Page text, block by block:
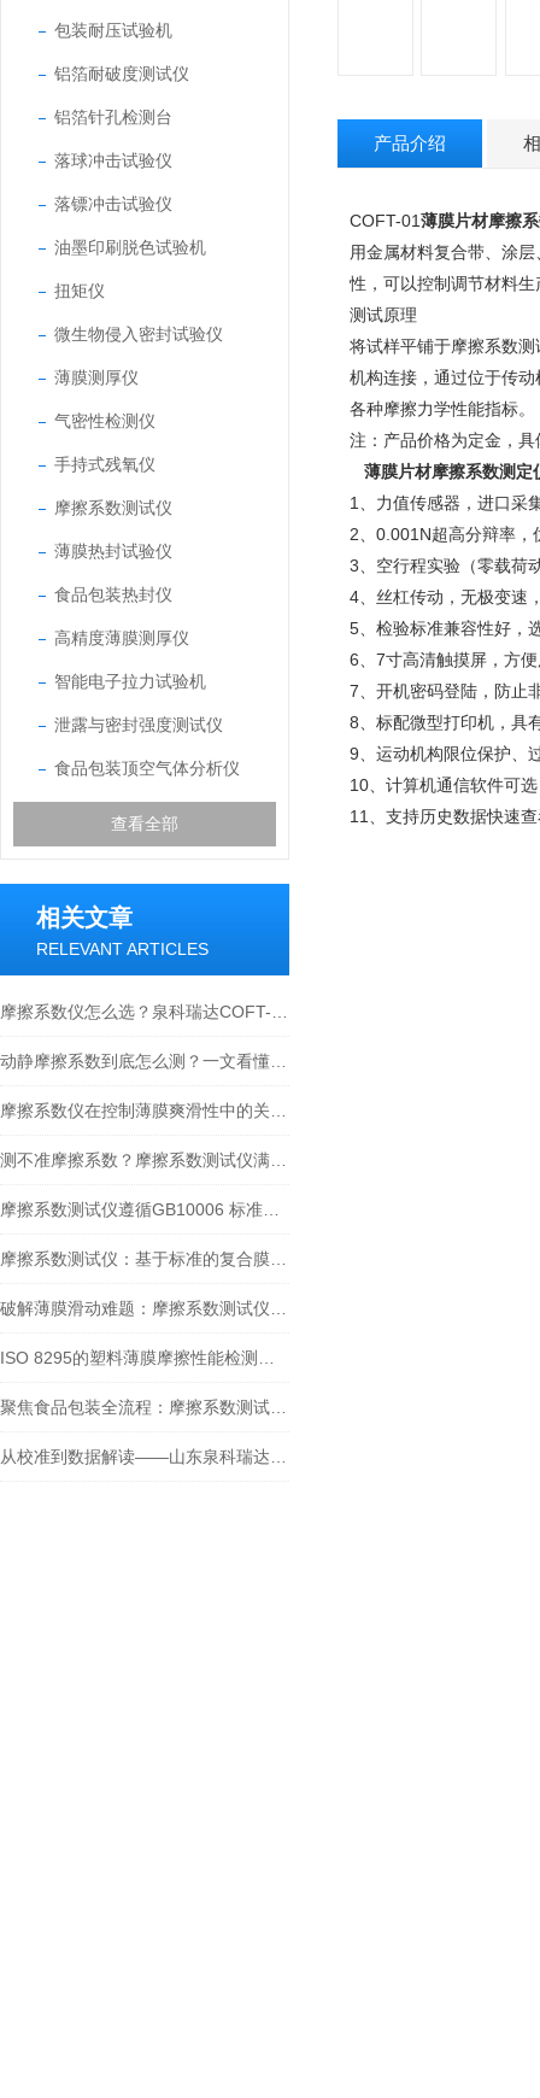
包装耐压试验机
铝箔耐破度测试仪
铝箔针孔检测台
落球冲击试验仪
落镖冲击试验仪
油墨印刷脱色试验机
扭矩仪
微生物侵入密封试验仪
薄膜测厚仪
气密性检测仪
手持式残氧仪
摩擦系数测试仪
薄膜热封试验仪
食品包装热封仪
高精度薄膜测厚仪
智能电子拉力试验机
泄露与密封强度测试仪
食品包装顶空气体分析仪
查看全部
相关文章
RELEVANT ARTICLES
产品介绍
COFT-01薄膜片材摩擦
用金属材料复合带、涂
性，可以控制调节材料
测试原理
将试样平铺于摩擦系数
机构连接，通过位于传
各种摩擦力学性能指标。
注：产品价格为定金，
薄膜片材摩擦系数测定
1、力值传感器，进口采
2、0.001N超高分辩率，
3、空行程实验（零载荷
4、丝杠传动，无极变速
5、检验标准兼容性好，
6、7寸高清触摸屏，方
7、开机密码登陆，防止
8、标配微型打印机，具
9、运动机构限位保护、
10、计算机通信软件可
11、支持历史数据快速